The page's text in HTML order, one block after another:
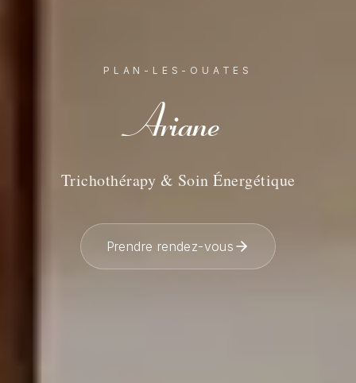
PLAN-LES-OUATES
Ariane
Trichothérapy & Soin Énergétique
Prendre rendez-vous